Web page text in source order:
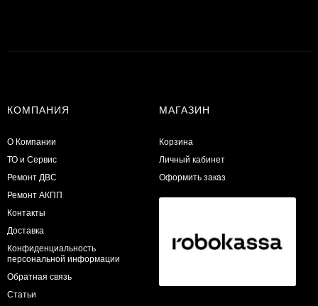
КОМПАНИЯ
О Компании
ТО и Сервис
​Ремонт ДВС
Ремонт АКПП
Контакты
Доставка
Конфиденциальность
персональной информации
Обратная связь
Статьи
МАГАЗИН
Корзина
Личный кабинет
Оформить заказ